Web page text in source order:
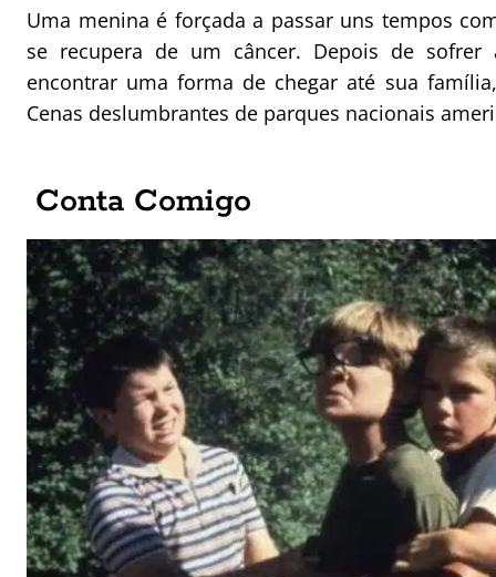
Uma menina é forçada a passar uns tempos
se recupera de um câncer. Depois de
encontrar uma forma de chegar até sua
Cenas deslumbrantes de parques nacionais
Conta Comigo